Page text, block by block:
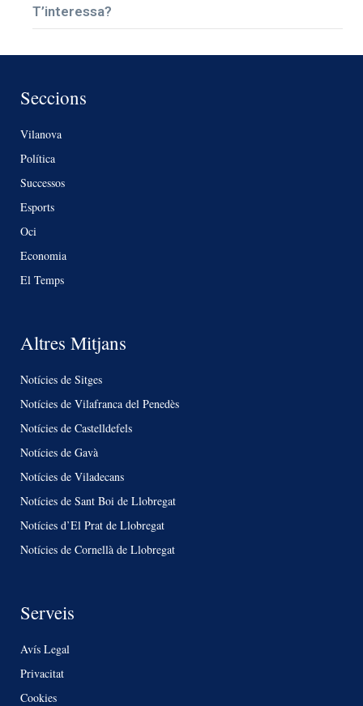
T’interessa?
Seccions
Vilanova
Política
Successos
Esports
Oci
Economia
El Temps
Altres Mitjans
Notícies de Sitges
Notícies de Vilafranca del Penedès
Notícies de Castelldefels
Notícies de Gavà
Notícies de Viladecans
Notícies de Sant Boi de Llobregat
Notícies d’El Prat de Llobregat
Notícies de Cornellà de Llobregat
Serveis
Avís Legal
Privacitat
Cookies